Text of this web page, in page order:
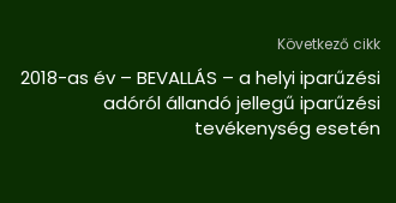
Következő cikk
2018-as év – BEVALLÁS – a helyi iparűzési
adóról állandó jellegű iparűzési
tevékenység esetén